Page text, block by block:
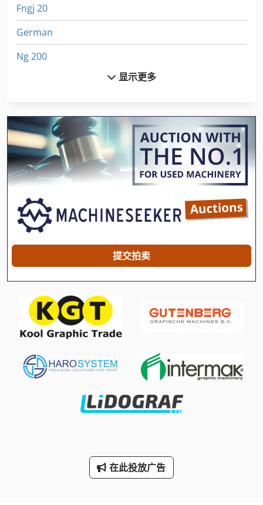
Fngj 20
German
Ng 200
Tur 560
卷
卷 板
大 幅面 打印机
履带式装载机
工具 车
标签 打印机
标签打印机
绞车
显示更多
提交拍卖
在此投放广告